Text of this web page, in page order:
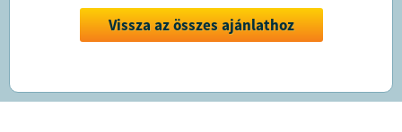
Vissza az összes ajánlathoz